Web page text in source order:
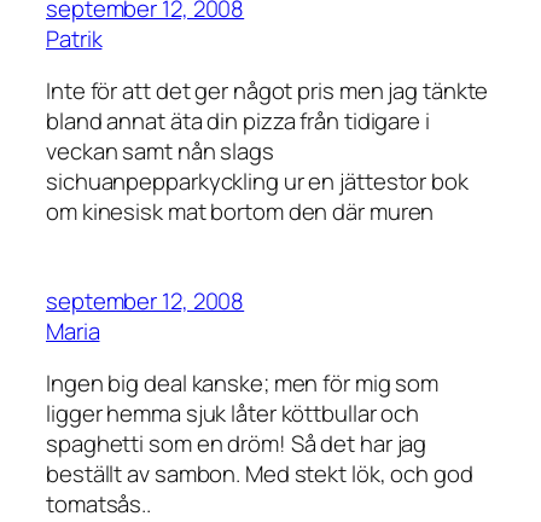
september 12, 2008
Patrik
Inte för att det ger något pris men jag tänkte
bland annat äta din pizza från tidigare i
veckan samt nån slags
sichuanpepparkyckling ur en jättestor bok
om kinesisk mat bortom den där muren
september 12, 2008
Maria
Ingen big deal kanske; men för mig som
ligger hemma sjuk låter köttbullar och
spaghetti som en dröm! Så det har jag
beställt av sambon. Med stekt lök, och god
tomatsås..